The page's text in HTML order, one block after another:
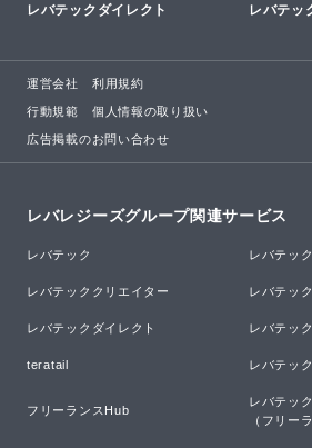
レバテックダイレクト レバテッ
運営会社 利用規約
行動規範 個人情報の取り扱い
広告掲載のお問い合わせ
レバレジーズグループ関連サービス
レバテック レバテッ
レバテッククリエイター レバテッ
レバテックダイレクト レバテッ
teratail レバテッ
フリーランスHub
レバテック
（フリー